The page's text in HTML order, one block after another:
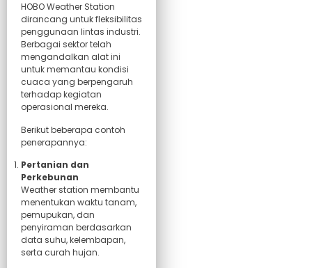
HOBO Weather Station
dirancang untuk fleksibilitas
penggunaan lintas industri.
Berbagai sektor telah
mengandalkan alat ini
untuk memantau kondisi
cuaca yang berpengaruh
terhadap kegiatan
operasional mereka.
Berikut beberapa contoh
penerapannya:
Pertanian dan
Perkebunan
Weather station membantu
menentukan waktu tanam,
pemupukan, dan
penyiraman berdasarkan
data suhu, kelembapan,
serta curah hujan.